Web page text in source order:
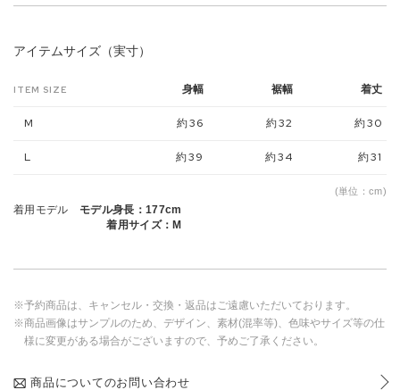
アイテムサイズ（実寸）
ITEM SIZE 身幅 裾幅 着丈
M 約36 約32 約30
L 約39 約34 約31
(単位：cm)
着用モデル
モデル身長：177cm
着用サイズ：M
※予約商品は、キャンセル・交換・返品はご遠慮いただいております。
※商品画像はサンプルのため、デザイン、素材(混率等)、色味やサイズ等の仕
様に変更がある場合がございますので、予めご了承ください。
商品についてのお問い合わせ